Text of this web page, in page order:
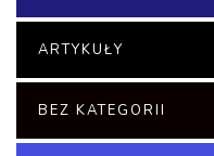
ARTYKUŁY
BEZ KATEGORII